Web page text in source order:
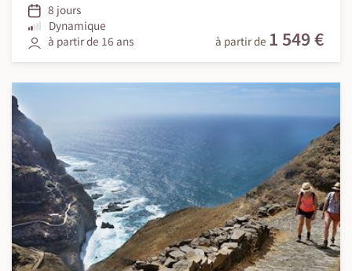
8 jours
Dynamique
à partir de 16 ans
à partir de 1 549 €